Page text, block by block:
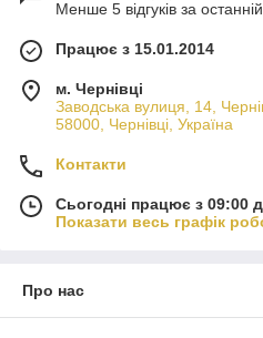
Менше 5 відгуків за останній
Працює з 15.01.2014
м. Чернівці
Заводська вулиця, 14,
58000, Чернівці, Україна
Контакти
Сьогодні працює з 09:00
Показати весь графік
Про нас